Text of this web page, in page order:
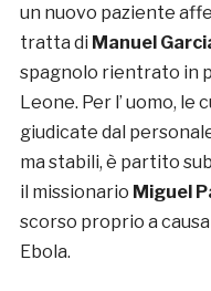
un nuovo paziente
tratta di Manuel
spagnolo rientrato in
Leone. Per l’ uomo, le
giudicate dal
ma stabili, è partito
il missionario Miguel
scorso proprio a
Ebola.